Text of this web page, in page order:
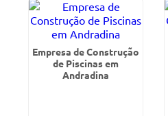
Empresa de Construção
de Piscinas em
Andradina